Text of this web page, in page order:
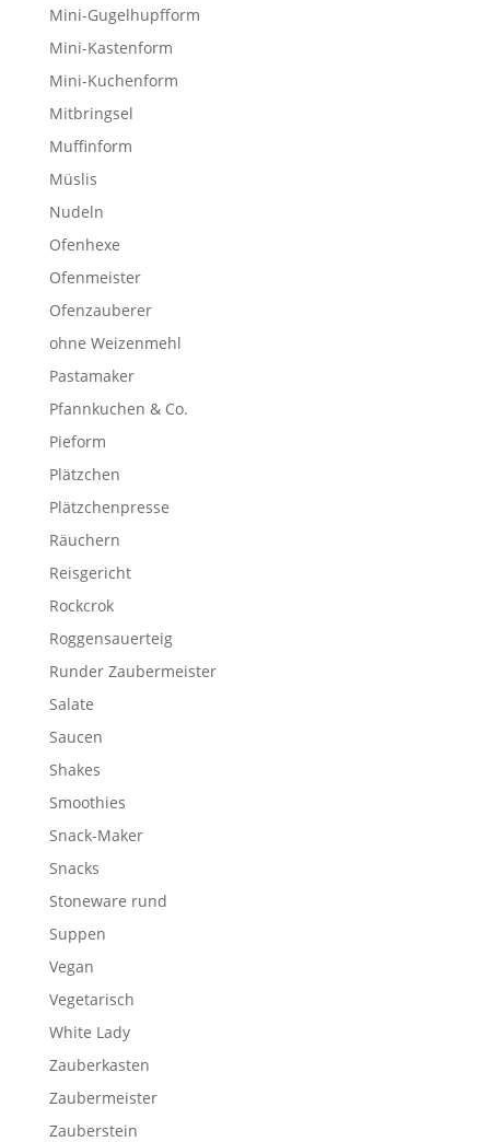
Mini-Gugelhupfform
Mini-Kastenform
Mini-Kuchenform
Mitbringsel
Muffinform
Müslis
Nudeln
Ofenhexe
Ofenmeister
Ofenzauberer
ohne Weizenmehl
Pastamaker
Pfannkuchen & Co.
Pieform
Plätzchen
Plätzchenpresse
Räuchern
Reisgericht
Rockcrok
Roggensauerteig
Runder Zaubermeister
Salate
Saucen
Shakes
Smoothies
Snack-Maker
Snacks
Stoneware rund
Suppen
Vegan
Vegetarisch
White Lady
Zauberkasten
Zaubermeister
Zauberstein